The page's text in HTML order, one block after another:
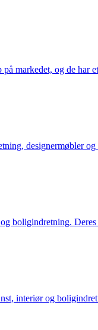
markedet, og de har
designermøbler
boligindretning.
interiør og